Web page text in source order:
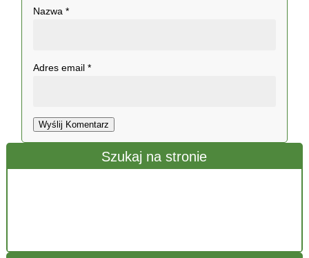
Szukaj na stronie
Nazwa*
Adres email*
Wyślij Komentarz